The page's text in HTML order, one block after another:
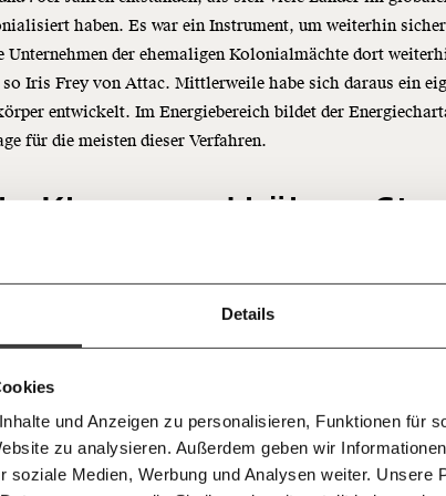
Details
und Anzeigen zu personalisieren, Funktionen für
zu analysieren. Außerdem geben wir
soziale Medien, Werbung und Analysen weiter. Unsere
dem
E-
unsere Wirtschaft so
das wird auch so bleiben.
6017
für sozialen Fortschritt
50€
Facebook
haben. Es war ein Instrument, um weiterhin
Unternehmen der ehemaligen Kolonialmächte dort
so Iris Frey von Attac. Mittlerweile habe sich daraus ein
entwickelt. Im Energiebereich bildet der
für die meisten dieser Verfahren.
Klagen und höhere
trat 1998 in Kraft, Verfahren gab es deswegen
Klimakrise zwingt die Länder zum Handeln. Will die EU
erreichen, müssen die Mitgliedsstaaten die Förderung
nach und nach einstellen und ambitionierte Gesetze auf
Das ist für Gas- und Ölkonzerne allerdings ein großes
dadurch viel Geld.